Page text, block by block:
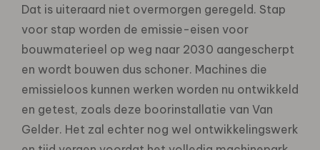
Dat is uiteraard niet overmorgen geregeld. Stap
voor stap worden de emissie-eisen voor
bouwmaterieel op weg naar 2030 aangescherpt
en wordt bouwen dus schoner. Machines die
emissieloos kunnen werken worden nu ontwikkeld
en getest, zoals deze boorinstallatie van Van
Gelder. Het zal echter nog wel ontwikkelingswerk